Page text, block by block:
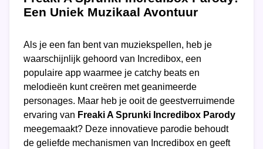
Een Uniek Muzikaal Avontuur
Als je een fan bent van muziekspellen, heb je
waarschijnlijk gehoord van Incredibox, een
populaire app waarmee je catchy beats en
melodieën kunt creëren met geanimeerde
personages. Maar heb je ooit de geestverruimende
ervaring van Freaki A Sprunki Incredibox Parody
meegemaakt? Deze innovatieve parodie behoudt
de geliefde mechanismen van Incredibox en geeft